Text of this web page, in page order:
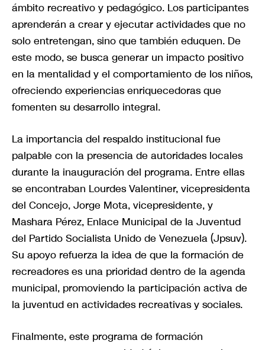
ámbito recreativo y pedagógico. Los participantes
aprenderán a crear y ejecutar actividades que no
solo entretengan, sino que también eduquen. De
este modo, se busca generar un impacto positivo
en la mentalidad y el comportamiento de los niños,
ofreciendo experiencias enriquecedoras que
fomenten su desarrollo integral.
La importancia del respaldo institucional fue
palpable con la presencia de autoridades locales
durante la inauguración del programa. Entre ellas
se encontraban Lourdes Valentiner, vicepresidenta
del Concejo, Jorge Mota, vicepresidente, y
Mashara Pérez, Enlace Municipal de la Juventud
del Partido Socialista Unido de Venezuela (Jpsuv).
Su apoyo refuerza la idea de que la formación de
recreadores es una prioridad dentro de la agenda
municipal, promoviendo la participación activa de
la juventud en actividades recreativas y sociales.
Finalmente, este programa de formación